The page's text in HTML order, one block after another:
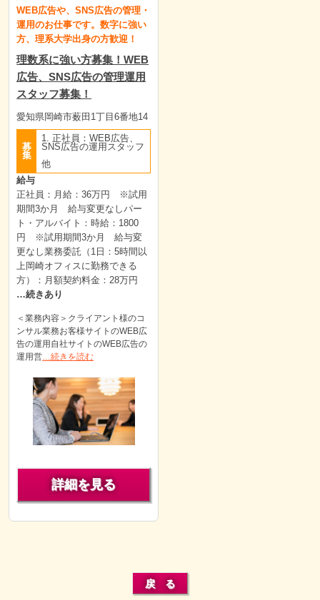
WEB広告や、SNS広告の管理・
運用のお仕事です。数字に強い
方、理系大学出身の方歓迎！
理数系に強い方募集！WEB
広告、SNS広告の管理運用
スタッフ募集！
愛知県岡崎市薮田1丁目6番地14
募
集
1. 正社員：WEB広告、
SNS広告の運用スタッフ
他
給与
正社員：月給：36万円 ※試用
期間3か月 給与変更なしパー
ト・アルバイト：時給：1800
円 ※試用期間3か月 給与変
更なし業務委託（1日：5時間以
上岡崎オフィスに勤務できる
方）：月額契約料金：28万円
…続きあり
＜業務内容＞クライアント様のコ
ンサル業務お客様サイトのWEB広
告の運用自社サイトのWEB広告の
運用営…続きを読む
詳細を見る
戻 る